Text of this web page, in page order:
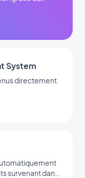
System
directement
survenant dans